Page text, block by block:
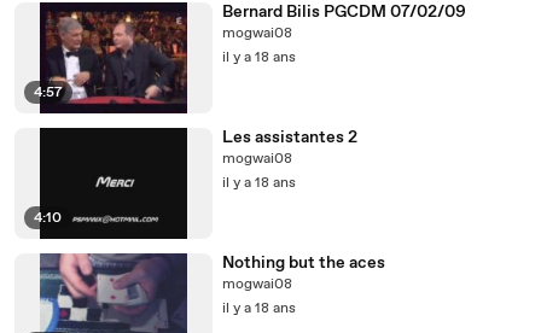
4:57
Bernard Bilis PGCDM 07/02/09
mogwai08
il y a 18 ans
4:10
Les assistantes 2
mogwai08
il y a 18 ans
Nothing but the aces
mogwai08
il y a 18 ans